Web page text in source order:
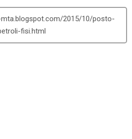
2015/10/posto-
fisi.html